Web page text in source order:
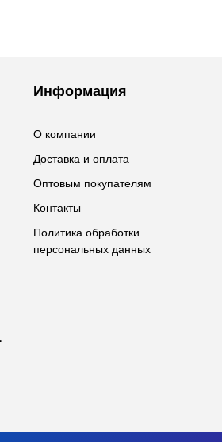
Информация
О компании
Доставка и оплата
Оптовым покупателям
Контакты
Политика обработки
персональных данных